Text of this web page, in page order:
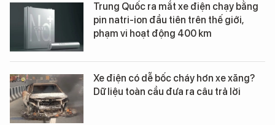
Trung Quốc ra mắt xe điện chạy bằng
pin natri-ion đầu tiên trên thế giới,
phạm vi hoạt động 400 km
Xe điện có dễ bốc cháy hơn xe xăng?
Dữ liệu toàn cầu đưa ra câu trả lời